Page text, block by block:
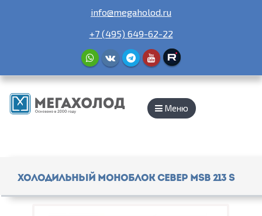
info@megaholod.ru
+7 (495) 649-62-22
Меню
Холодильный моноблок СЕВЕР MSB 213 S